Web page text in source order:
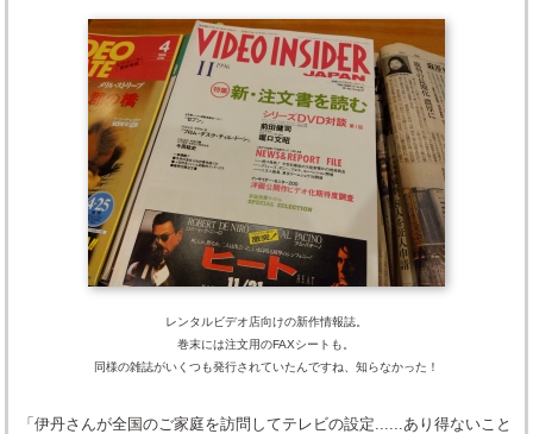
レンタルビデオ店向けの新作情報誌。
巻末には注文用のFAXシートも。
同様の雑誌がいくつも発行されていたんですね、知らなかった！
「伊丹さんが全国のご家庭を訪問してテレビの設定......あり得ないこと